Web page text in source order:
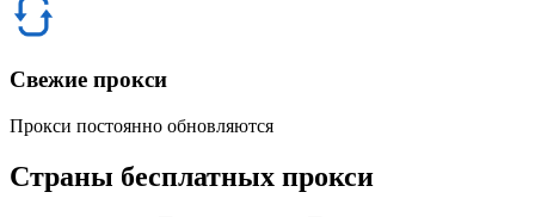
Свежие прокси
Прокси постоянно обновляются
Страны бесплатных прокси